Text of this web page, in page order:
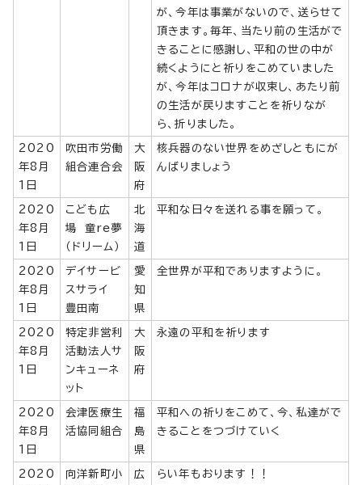
が、今年は事業がないので、送らせて
頂きます。毎年、当たり前の生活がで
きることに感謝し、平和の世の中が
続くようにと祈りをこめていました
が、今年はコロナが収束し、あたり前
の生活が戻りますことを祈りなが
ら、折りました。
2020
年8月
1日
吹田市労働
組合連合会
大
阪
府
核兵器のない世界をめざしともにが
んばりましょう
2020
年8月
1日
こども広
場 童re夢
（ドリーム）
北
海
道
平和な日々を送れる事を願って。
2020
年8月
1日
デイサービ
スサライ
豊田南
愛
知
県
全世界が平和でありますように。
2020
年8月
1日
特定非営利
活動法人サ
ンキューネ
ット
大
阪
府
永遠の平和を祈ります
2020
年8月
1日
会津医療生
活協同組合
福
島
県
平和への祈りをこめて、今、私達がで
きることをつづけていく
2020
向洋新町小
広
らい年もおります！！